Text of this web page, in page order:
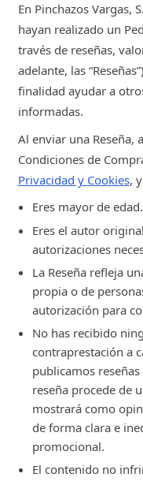
En Pinchazos Vargas,
hayan realizado un
través de reseñas,
adelante, las
finalidad ayudar a
informadas.
Al enviar una Reseña,
Condiciones de
Privacidad y Cookies,
Eres mayor de edad.
Eres el autor
autorizaciones
La Reseña refleja
propia o de
autorización para
No has recibido
contraprestación a
publicamos
reseña procede de
mostrará como
de forma clara e
promocional.
El contenido no